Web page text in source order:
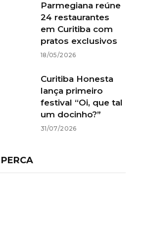
Parmegiana reúne
24 restaurantes
em Curitiba com
pratos exclusivos
18/05/2026
Curitiba Honesta
lança primeiro
festival “Oi, que tal
um docinho?”
31/07/2026